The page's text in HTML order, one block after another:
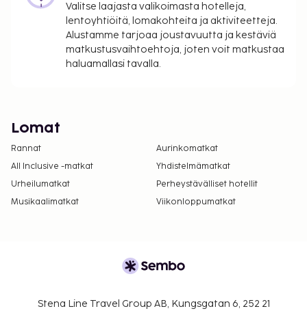
Valitse laajasta valikoimasta hotelleja,
lentoyhtiöitä, lomakohteita ja aktiviteetteja.
Alustamme tarjoaa joustavuutta ja kestäviä
matkustusvaihtoehtoja, joten voit matkustaa
haluamallasi tavalla.
Lomat
Rannat
Aurinkomatkat
All Inclusive -matkat
Yhdistelmämatkat
Urheilumatkat
Perheystävälliset hotellit
Musikaalimatkat
Viikonloppumatkat
Stena Line Travel Group AB, Kungsgatan 6, 252 21